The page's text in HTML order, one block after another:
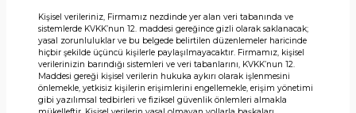
Kişisel verileriniz, Firmamız nezdinde yer alan veri tabanında ve
sistemlerde KVKK’nun 12. maddesi gereğince gizli olarak saklanacak;
yasal zorunluluklar ve bu belgede belirtilen düzenlemeler haricinde
hiçbir şekilde üçüncü kişilerle paylaşılmayacaktır. Firmamız, kişisel
verilerinizin barındığı sistemleri ve veri tabanlarını, KVKK’nun 12.
Maddesi gereği kişisel verilerin hukuka aykırı olarak işlenmesini
önlemekle, yetkisiz kişilerin erişimlerini engellemekle, erişim yönetimi
gibi yazılımsal tedbirleri ve fiziksel güvenlik önlemleri almakla